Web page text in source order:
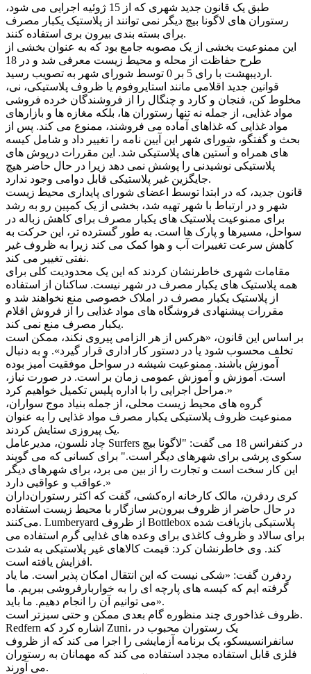
طبق یک قانون جدید شهری که از 15 ژوئیه اجرایی می شود،
رستوران های لاگونا بیچ دیگر نمی توانند از پلاستیک یکبار مصرف
برای بسته بندی بیرون بری استفاده کنند.
این ممنوعیت بخشی از یک مصوبه جامع بود که به عنوان بخشی از
طرح حفاظت از محله و محیط زیست معرفی شد و در 18
اردیبهشت با رای 5 بر 0 توسط شورای شهر به تصویب رسید.
قوانین جدید اقلامی مانند استایروفوم یا ظروف پلاستیکی، نی،
مخلوط کن، فنجان و کارد و چنگال را از فروشندگان خرده فروشی
مواد غذایی، از جمله نه تنها رستوران ها، بلکه مغازه ها و بازارهای
مواد غذایی که غذاهای آماده می فروشند، ممنوع می کند. پس از
بحث و گفتگو، شورای شهر این آیین نامه را تغییر داد و شامل کیسه
های همراه و آستین های پلاستیکی شد. این مقررات درپوش های
پلاستیکی نوشیدنی را پوشش نمی دهد زیرا در حال حاضر هیچ
جایگزین غیر پلاستیکی قابل دوامی وجود ندارد.
قانون جدید، که در ابتدا توسط اعضای شورای پایداری محیط زیست
شهر و در ارتباط با شهر تهیه شد، بخشی از یک کمپین رو به رشد
برای ممنوعیت پلاستیک های یکبار مصرف برای کاهش زباله در
سواحل، مسیرها و پارک ها است. به طور گسترده تر، این حرکت به
کاهش سرعت تغییرات آب و هوا کمک می کند زیرا به ظروف غیر
نفتی تغییر می کند.
مقامات شهری خاطرنشان کردند که این یک محدودیت کلی برای
همه پلاستیک های یکبار مصرف در شهر نیست. ساکنان از استفاده
از پلاستیک یکبار مصرف در املاک خصوصی منع نخواهند شد و
مقررات پیشنهادی فروشگاه های مواد غذایی را از فروش اقلام
یکبار مصرف منع نمی کند.
بر اساس این قانون، «هرکس از هر الزامی پیروی نکند، ممکن است
تخلف محسوب شود یا در دستور کار اداری قرار گیرد». و به دنبال
آموزش باشند. ممنوعیت شیشه در سواحل موفقیت آمیز بوده
است. آموزش و آموزش عمومی زمان بر است. در صورت نیاز،
مراحل اجرایی را با اداره پلیس تکمیل خواهیم کرد.»
گروه های محیط زیست محلی، از جمله بنیاد موج سواران،
ممنوعیت ظروف پلاستیکی یکبار مصرف مواد غذایی را به عنوان
یک پیروزی ستایش کردند.
چاد نلسون، مدیرعامل Surfers در کنفرانس 18 می گفت: "لاگونا بیچ
سکوی پرشی برای شهرهای دیگر است." برای کسانی که می گویند
این کار سخت است و تجارت را از بین می برد، برای شهرهای دیگر
عواقب و عواقبی دارد.»
کری ردفرن، مالک کارخانه اره‌کشی، گفت که اکثر رستوران‌داران
در حال حاضر از ظروف بیرون‌بر سازگار با محیط زیست استفاده
می‌کنند. Lumberyard از ظروف Bottlebox پلاستیکی بازیافت شده
برای سالاد و ظروف کاغذی برای وعده های غذایی گرم استفاده می
کند. وی خاطرنشان کرد: قیمت کالاهای غیر پلاستیکی به شدت
افزایش یافته است.
ردفرن گفت: «شکی نیست که این انتقال امکان پذیر است. ما یاد
گرفته ایم که کیسه های پارچه ای را به خواربارفروشی ببریم. ما
می توانیم آن را انجام دهیم. ما باید».
ظروف غذاخوری چند منظوره گام بعدی ممکن و حتی سبزتر است.
Redfern اشاره کرد که Zuni، یک رستوران محبوب در
سانفرانسیسکو، یک برنامه آزمایشی را اجرا می کند که از ظروف
فلزی قابل استفاده مجدد استفاده می کند که مهمانان به رستوران
می آورند.